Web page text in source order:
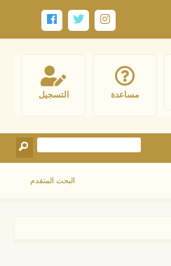
التسجيل مساعدة
البحث المتقدم